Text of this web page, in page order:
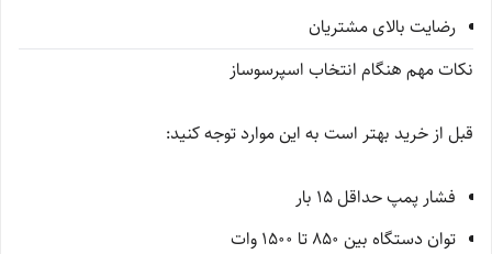
رضایت بالای مشتریان
نکات مهم هنگام انتخاب اسپرسوساز
قبل از خرید بهتر است به این موارد توجه کنید:
فشار پمپ حداقل 15 بار
توان دستگاه بین 850 تا 1500 وات